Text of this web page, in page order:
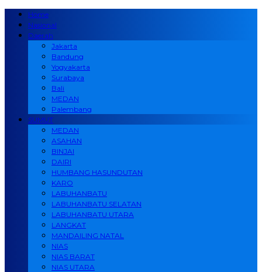
Home
Nasional
Daerah
Jakarta
Bandung
Yogyakarta
Surabaya
Bali
MEDAN
Palembang
SUMUT
MEDAN
ASAHAN
BINJAI
DAIRI
HUMBANG HASUNDUTAN
KARO
LABUHANBATU
LABUHANBATU SELATAN
LABUHANBATU UTARA
LANGKAT
MANDAILING NATAL
NIAS
NIAS BARAT
NIAS UTARA